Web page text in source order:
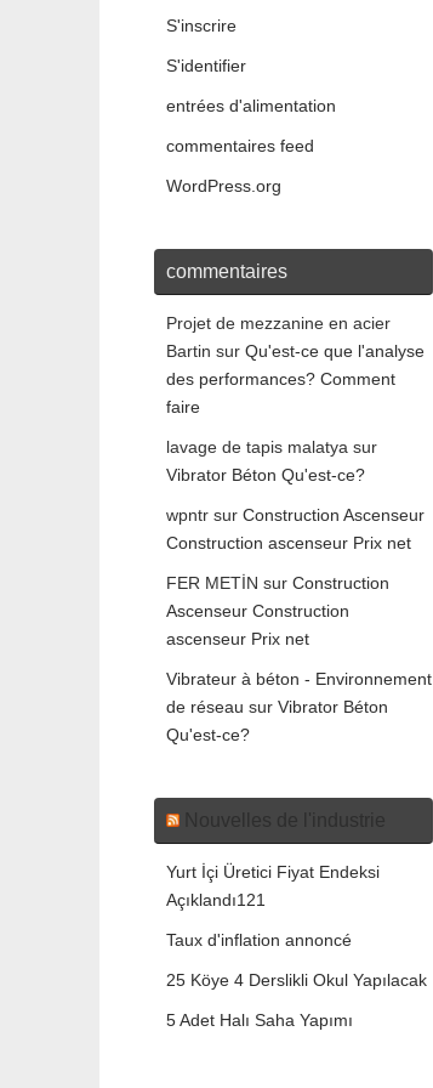
S'inscrire
S'identifier
entrées d'alimentation
commentaires feed
WordPress.org
commentaires
Projet de mezzanine en acier
Bartin sur Qu'est-ce que l'analyse
des performances? Comment
faire
lavage de tapis malatya sur
Vibrator Béton Qu'est-ce?
wpntr sur Construction Ascenseur
Construction ascenseur Prix net
FER METİN sur Construction
Ascenseur Construction
ascenseur Prix net
Vibrateur à béton - Environnement
de réseau sur Vibrator Béton
Qu'est-ce?
Nouvelles de l'industrie
Yurt İçi Üretici Fiyat Endeksi
Açıklandı121
Taux d'inflation annoncé
25 Köye 4 Derslikli Okul Yapılacak
5 Adet Halı Saha Yapımı